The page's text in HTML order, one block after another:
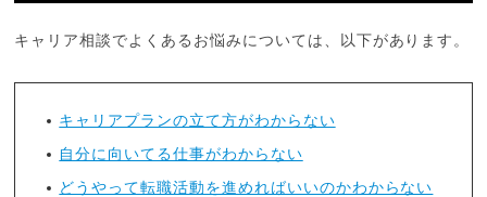
キャリア相談でよくあるお悩みについては、以下があります。
キャリアプランの立て方がわからない
自分に向いてる仕事がわからない
どうやって転職活動を進めればいいのかわからない